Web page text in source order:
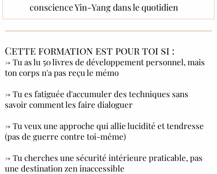
conscience Yin-Yang dans le quotidien
Cette formation est pour toi si :
→ Tu as lu 50 livres de développement personnel, mais
ton corps n'a pas reçu le mémo
→ Tu es fatiguée d'accumuler des techniques sans
savoir comment les faire dialoguer
→ Tu veux une approche qui allie lucidité et tendresse
(pas de guerre contre toi-même)
→ Tu cherches une sécurité intérieure praticable, pas
une destination zen inaccessible